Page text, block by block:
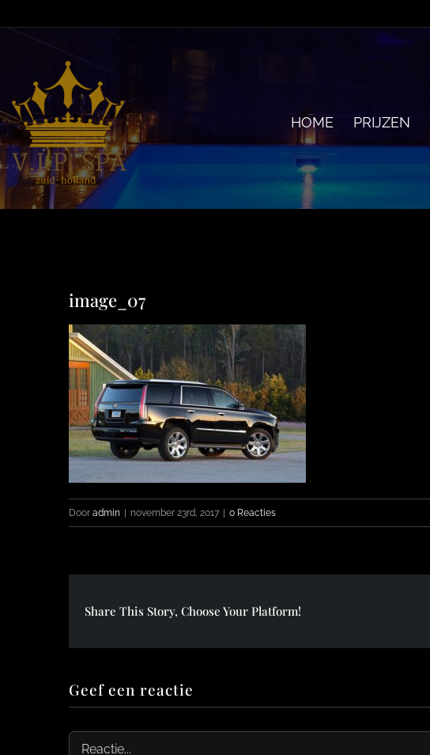
HOME PRIJZEN
image_07
Door admin november 23rd, 2017 0 Reacties
Share This Story, Choose Your Platform!
Geef een reactie
Reactie